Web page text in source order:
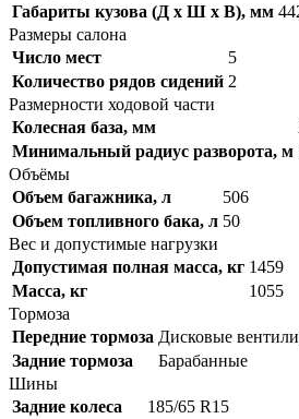
Габариты кузова (Д x Ш x В), мм
Размеры салона
Число мест
5
Количество рядов сидений 2
Размерности ходовой части
Колесная база, мм
Минимальный радиус разворота, м
Объёмы
Объем багажника, л
506
Объем топливного бака, л 50
Вес и допустимые нагрузки
Допустимая полная масса, кг 1459
Масса, кг
1055
Тормоза
Передние тормоза Дисковые
Задние тормоза
Барабанные
Шины
Задние колеса
185/65 R15